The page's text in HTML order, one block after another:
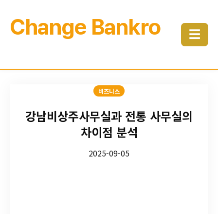
Change Bankro ☰
비즈니스
강남비상주사무실과 전통 사무실의
차이점 분석
2025-09-05